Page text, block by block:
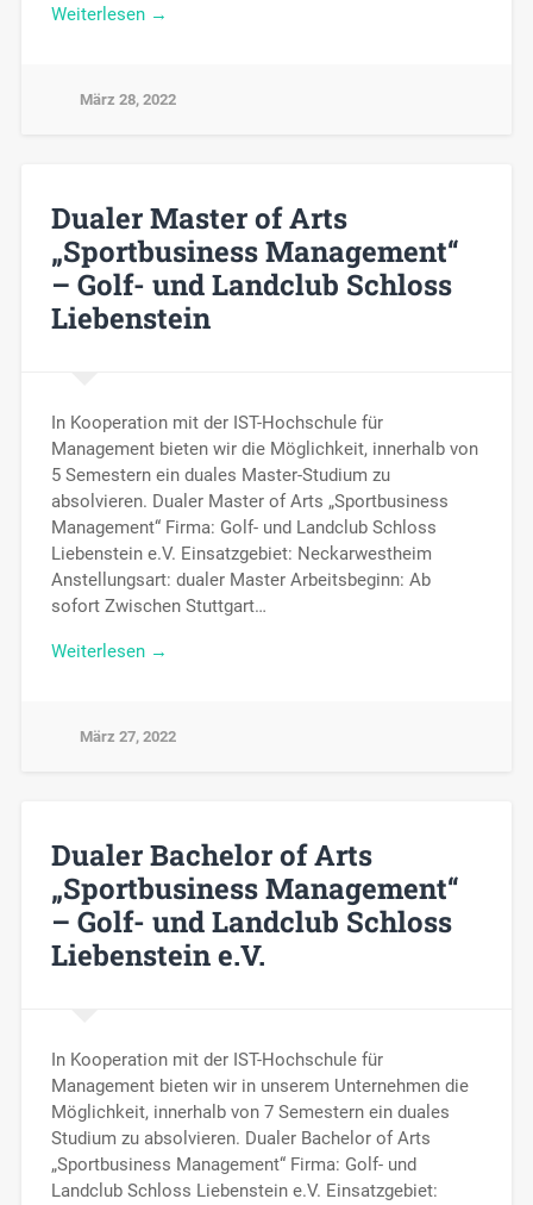
Weiterlesen →
März 28, 2022
Dualer Master of Arts
„Sportbusiness Management“
– Golf- und Landclub Schloss
Liebenstein
In Kooperation mit der IST-Hochschule für
Management bieten wir die Möglichkeit, innerhalb von
5 Semestern ein duales Master-Studium zu
absolvieren. Dualer Master of Arts „Sportbusiness
Management“ Firma: Golf- und Landclub Schloss
Liebenstein e.V. Einsatzgebiet: Neckarwestheim
Anstellungsart: dualer Master Arbeitsbeginn: Ab
sofort Zwischen Stuttgart…
Weiterlesen →
März 27, 2022
Dualer Bachelor of Arts
„Sportbusiness Management“
– Golf- und Landclub Schloss
Liebenstein e.V.
In Kooperation mit der IST-Hochschule für
Management bieten wir in unserem Unternehmen die
Möglichkeit, innerhalb von 7 Semestern ein duales
Studium zu absolvieren. Dualer Bachelor of Arts
„Sportbusiness Management“ Firma: Golf- und
Landclub Schloss Liebenstein e.V. Einsatzgebiet: